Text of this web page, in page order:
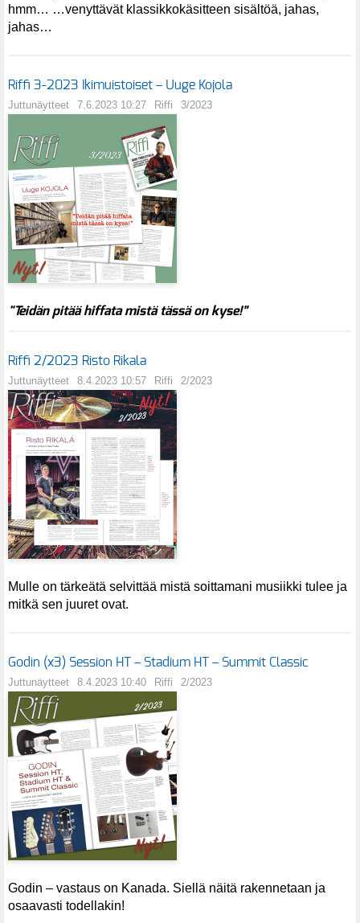
hmm… …venyttävät klassikkokäsitteen sisältöä, jahas,
jahas…
Riffi 3-2023 Ikimuistoiset – Uuge Kojola
Juttunäytteet 7.6.2023 10:27 Riffi 3/2023
"Teidän pitää hiffata mistä tässä on kyse!”
Riffi 2/2023 Risto Rikala
Juttunäytteet 8.4.2023 10:57 Riffi 2/2023
Mulle on tärkeätä selvittää mistä soittamani musiikki tulee ja
mitkä sen juuret ovat.
Godin (x3) Session HT – Stadium HT – Summit Classic
Juttunäytteet 8.4.2023 10:40 Riffi 2/2023
Godin – vastaus on Kanada. Siellä näitä rakennetaan ja
osaavasti todellakin!